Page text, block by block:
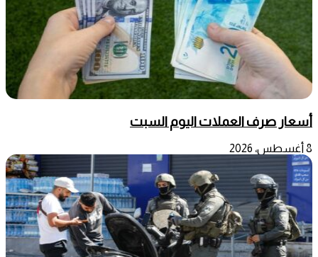
أسعار صرف العملات اليوم السبت
8 أغسطس، 2026